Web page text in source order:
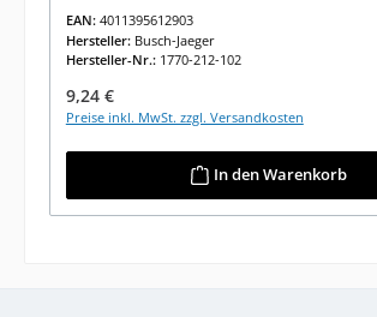
EAN: 4011395612903
Hersteller: Busch-Jaeger
Hersteller-Nr.: 1770-212-102
Regulärer Preis:
9,24 €
Preise inkl. MwSt. zzgl. Versandkosten
In den Warenkorb